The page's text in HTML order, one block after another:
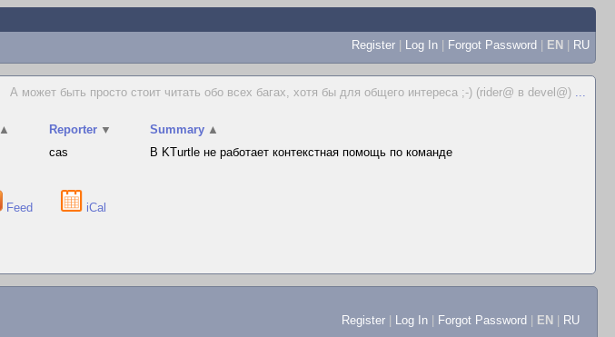
Register | Log In | Forgot Password | EN | RU
А может быть просто стоит читать обо всех багах, хотя бы для общего интереса ;-) (rider@ в devel@) ...
▲ Reporter ▼ Summary ▲
cas В KTurtle не работает контекстная помощь по команде
Feed iCal
Register Log In Forgot Password EN RU